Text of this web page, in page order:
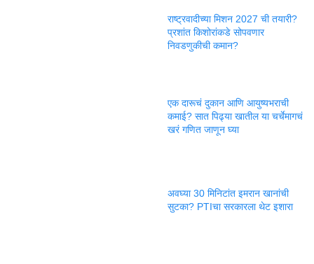
राष्ट्रवादीच्या मिशन 2027 ची तयारी?
प्रशांत किशोरांकडे सोपवणार
निवडणुकीची कमान?
एक दारूचं दुकान आणि आयुष्यभराची
कमाई? सात पिढ्या खातील या चर्चेमागचं
खरं गणित जाणून घ्या
अवघ्या 30 मिनिटांत इमरान खानांची
सुटका? PTIचा सरकारला थेट इशारा